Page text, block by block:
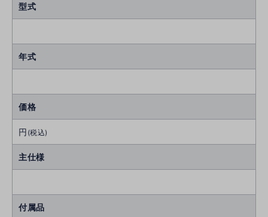
型式
年式
価格
円 (税込)
主仕様
付属品